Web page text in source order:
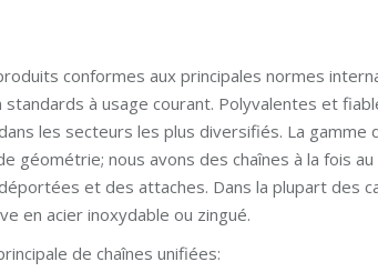
conformes aux principales normes
à usage courant. Polyvalentes et
les secteurs les plus diversifiés. La
nous avons des chaînes à la fois
et des attaches. Dans la plupart des
en acier inoxydable ou zingué.
de chaînes unifiées: